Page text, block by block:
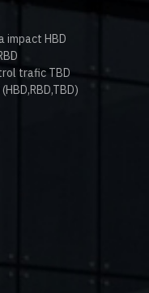
HBD
trafic TBD